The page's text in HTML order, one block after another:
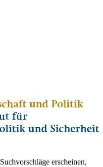
Suchvorschläge erscheinen,